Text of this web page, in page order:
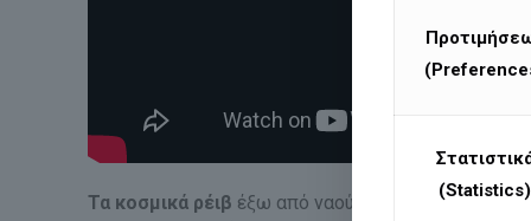
Τα κοσμικά ρέιβ έξω από ναούς δεν έχουνκαμία
(Statistics)